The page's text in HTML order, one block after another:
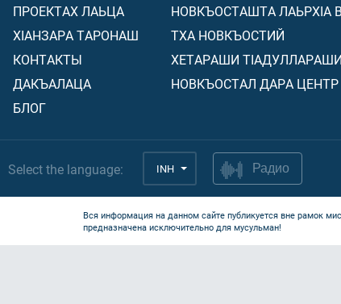
ПРОЕКТАХ ЛАЬЦА
ХIАНЗАРА ТАРОНАШ
КОНТАКТЫ
ДАКЪАЛАЦА
БЛОГ
НОВКЪОСТАШТА ЛАЬРХIА
ТХА НОВКЪОСТИЙ
ХЕТАРАШИ ТIАДУЛЛАРАШИ
НОВКЪОСТАЛ ДАРА ЦЕНТР
Select the language: INH Радио
Вся информация на данном сайте публикуется вне рамок
предназначена исключительно для мусульман!